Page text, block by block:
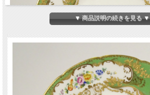
▼ 商品説明の続きを見る ▼